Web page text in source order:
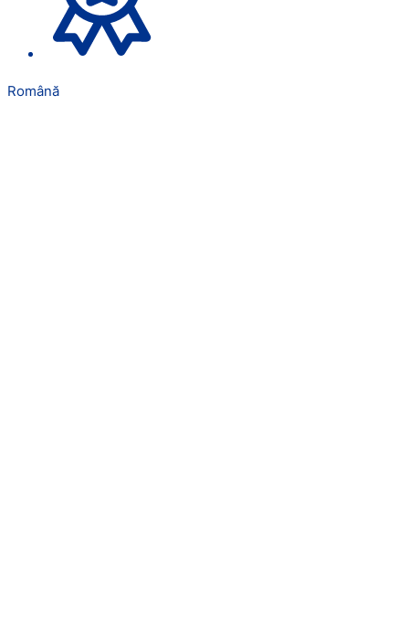
Română